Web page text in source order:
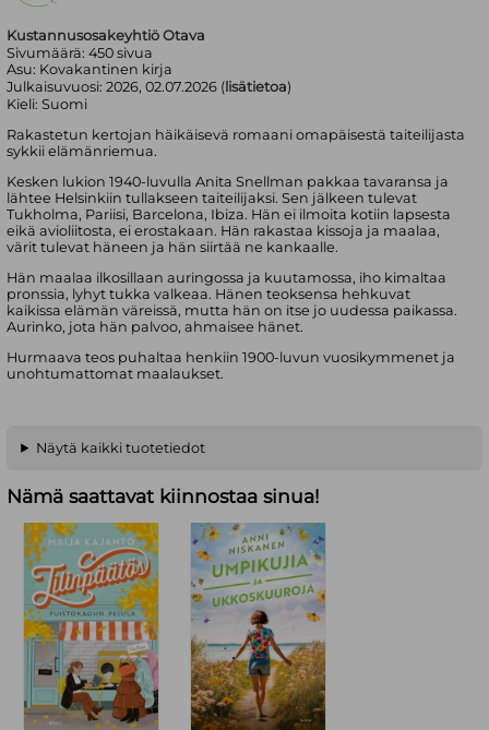
Kustannusosakeyhtiö Otava
Sivumäärä:450 sivua
Asu: Kovakantinen kirja
Julkaisuvuosi:2026, 02.07.2026 ( lisätietoa)
Kieli:Suomi
Rakastetun kertojan häikäisevä romaani omapäisestä taiteilijasta
sykkii elämänriemua.
Kesken lukion 1940-luvulla Anita Snellman pakkaa tavaransa ja
lähtee Helsinkiin tullakseen taiteilijaksi. Sen jälkeen tulevat
Tukholma, Pariisi, Barcelona, Ibiza. Hän ei ilmoita kotiin lapsesta
eikä avioliitosta, ei erostakaan. Hän rakastaa kissoja ja maalaa,
värit tulevat häneen ja hän siirtää ne kankaalle.
Hän maalaa ilkosillaan auringossa ja kuutamossa, iho kimaltaa
pronssia, lyhyt tukka valkeaa. Hänen teoksensa hehkuvat
kaikissa elämän väreissä, mutta hän on itse jo uudessa paikassa.
Aurinko, jota hän palvoo, ahmaisee hänet.
Hurmaava teos puhaltaa henkiin 1900-luvun vuosikymmenet ja
unohtumattomat maalaukset.
Näytä kaikki tuotetiedot
Nämä saattavat kiinnostaa sinua!